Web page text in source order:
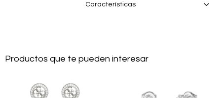
Características
Productos que te pueden interesar